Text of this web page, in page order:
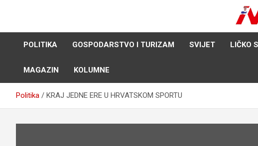
Nacija
POLITIKA
GOSPODARSTVO I TURIZAM SVIJET LIČKO
MAGAZIN KOLUMNE
Politika KRAJ JEDNE ERE U HRVATSKOM SPORTU